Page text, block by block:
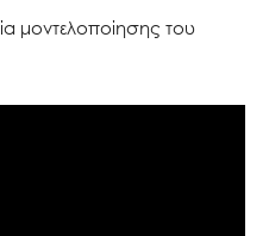
μοντελοποίησης του